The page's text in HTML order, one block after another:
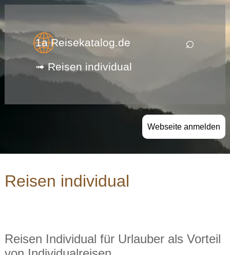
⌕
1a Reisekatalog.de
➟ Reisen individual
Webseite anmelden
Reisen individual
Reisen Individual für Urlauber als Vorteil